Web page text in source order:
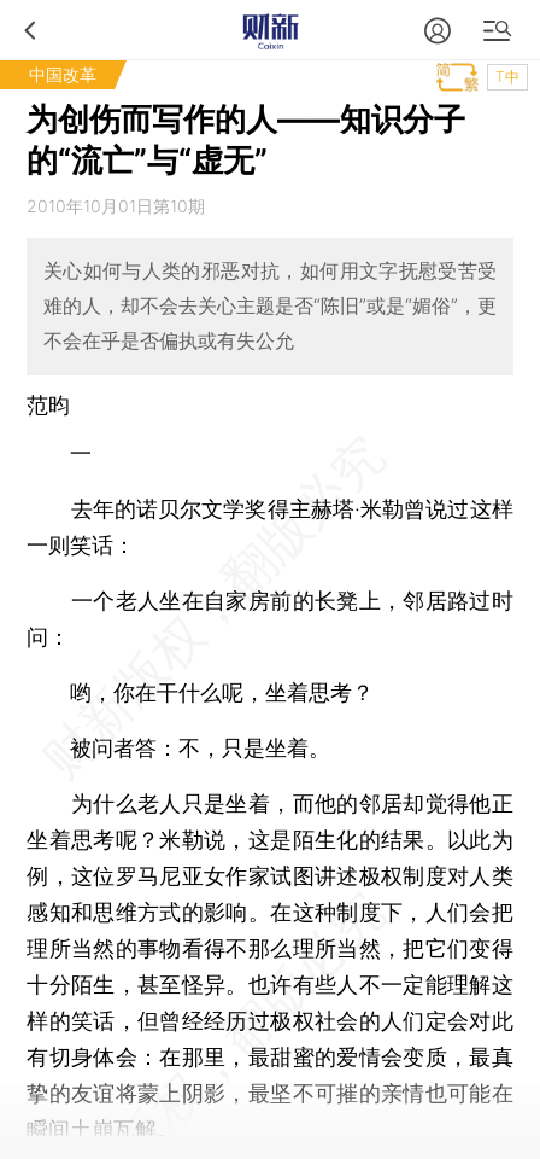
中国改革 T中
为创伤而写作的人——知识分子
的“流亡”与“虚无”
2010年10月01日第10期
关心如何与人类的邪恶对抗，如何用文字抚慰受苦受
难的人，却不会去关心主题是否“陈旧”或是“媚俗”，更
不会在乎是否偏执或有失公允
范昀
一
去年的诺贝尔文学奖得主赫塔·米勒曾说过这样
一则笑话：
一个老人坐在自家房前的长凳上，邻居路过时
问：
哟，你在干什么呢，坐着思考？
被问者答：不，只是坐着。
为什么老人只是坐着，而他的邻居却觉得他正
坐着思考呢？米勒说，这是陌生化的结果。以此为
例，这位罗马尼亚女作家试图讲述极权制度对人类
感知和思维方式的影响。在这种制度下，人们会把
理所当然的事物看得不那么理所当然，把它们变得
十分陌生，甚至怪异。也许有些人不一定能理解这
样的笑话，但曾经经历过极权社会的人们定会对此
有切身体会：在那里，最甜蜜的爱情会变质，最真
挚的友谊将蒙上阴影，最坚不可摧的亲情也可能在
瞬间土崩瓦解。